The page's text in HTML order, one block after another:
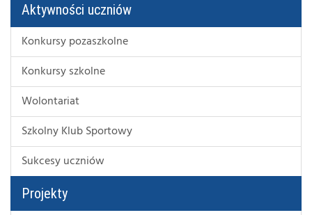
Aktywności uczniów
Konkursy pozaszkolne
Konkursy szkolne
Wolontariat
Szkolny Klub Sportowy
Sukcesy uczniów
Projekty